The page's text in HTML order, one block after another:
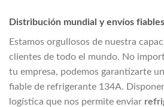
Distribución mundial y envíos fiables
Estamos orgullosos de nuestra
clientes de todo el mundo. No
tu empresa, podemos garantizarte
fiable de refrigerante 134A.
logística que nos permite enviar